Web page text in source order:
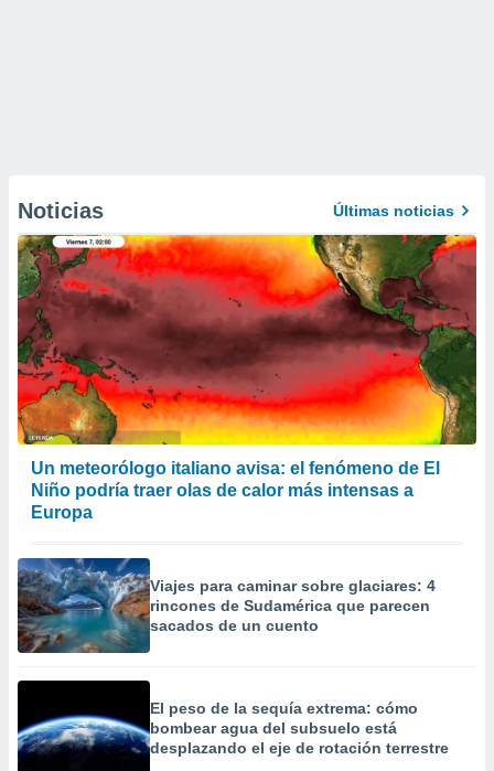
Noticias Últimas noticias
Un meteorólogo italiano avisa: el fenómeno de El
Niño podría traer olas de calor más intensas a
Europa
Viajes para caminar sobre glaciares: 4
rincones de Sudamérica que parecen
sacados de un cuento
El peso de la sequía extrema: cómo
bombear agua del subsuelo está
desplazando el eje de rotación terrestre